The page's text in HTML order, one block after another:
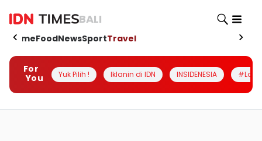
BALI
HomeFoodNewsSportTravel
For
You
Yuk Pilih ! Iklanin di IDN INSIDENESIA